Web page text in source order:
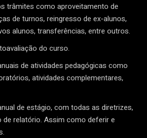
trâmites como aproveitamento de
de turnos, reingresso de ex-alunos,
alunos, transferências, entre outros.
do curso.
de atividades pedagógicas como
atividades complementares,
de estágio, com todas as diretrizes,
de relatório. Assim como deferir e